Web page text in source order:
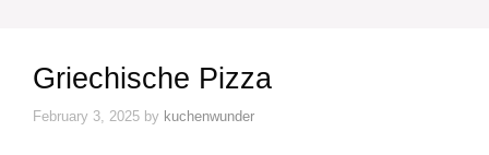
Griechische Pizza
February 3, 2025 by kuchenwunder